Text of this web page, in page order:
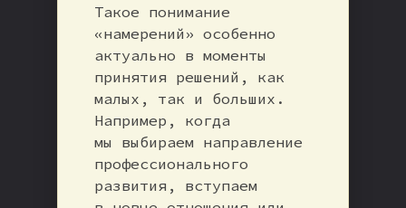
Такое понимание
«намерений» особенно
актуально в моменты
принятия решений, как
малых, так и больших.
Например, когда
мы выбираем направление
профессионального
развития, вступаем